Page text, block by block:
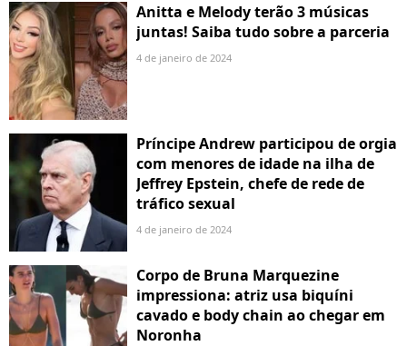
Anitta e Melody terão 3 músicas
juntas! Saiba tudo sobre a parceria
4 de janeiro de 2024
Príncipe Andrew participou de orgia
com menores de idade na ilha de
Jeffrey Epstein, chefe de rede de
tráfico sexual
4 de janeiro de 2024
Corpo de Bruna Marquezine
impressiona: atriz usa biquíni
cavado e body chain ao chegar em
Noronha